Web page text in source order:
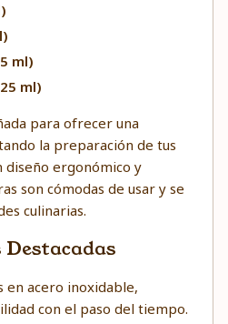
ml)
ml)
para ofrecer una
la preparación de tus
diseño ergonómico y
son cómodas de usar y se
culinarias.
en acero inoxidable,
con el paso del tiempo.